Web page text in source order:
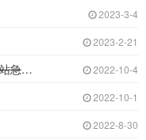
2023-3-4
2023-2-21
重庆市万州区钟鼓楼街道山水国际菜鸟驿站急招送 2022-10-4
2022-10-1
2022-8-30